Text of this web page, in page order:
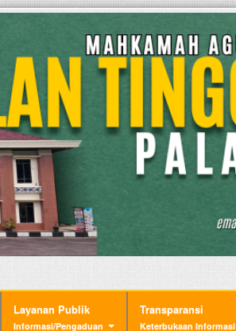
Layanan Publik
Informasi/Pengaduan
Transparansi
Keterbukaan Informasi